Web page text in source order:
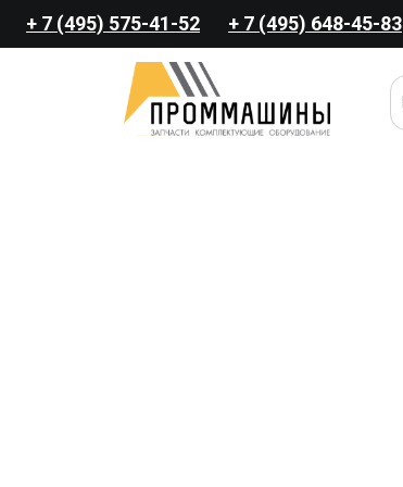
+ 7 (495) 575-41-52 + 7 (495) 648-45-83